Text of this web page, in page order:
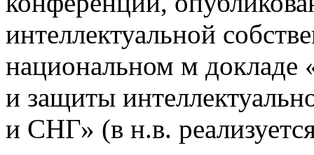
интеллектуальной
национальном м докладе
и защиты
и СНГ» (в н.в.